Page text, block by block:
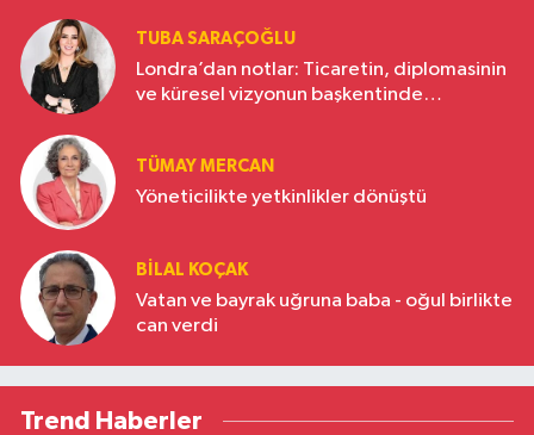
TUBA SARAÇOĞLU
Londra’dan notlar: Ticaretin, diplomasinin
ve küresel vizyonun başkentinde
TÜMAY MERCAN
Yöneticilikte yetkinlikler dönüştü
BILAL KOÇAK
Vatan ve bayrak uğruna baba - oğul birlikte
can verdi
Trend Haberler